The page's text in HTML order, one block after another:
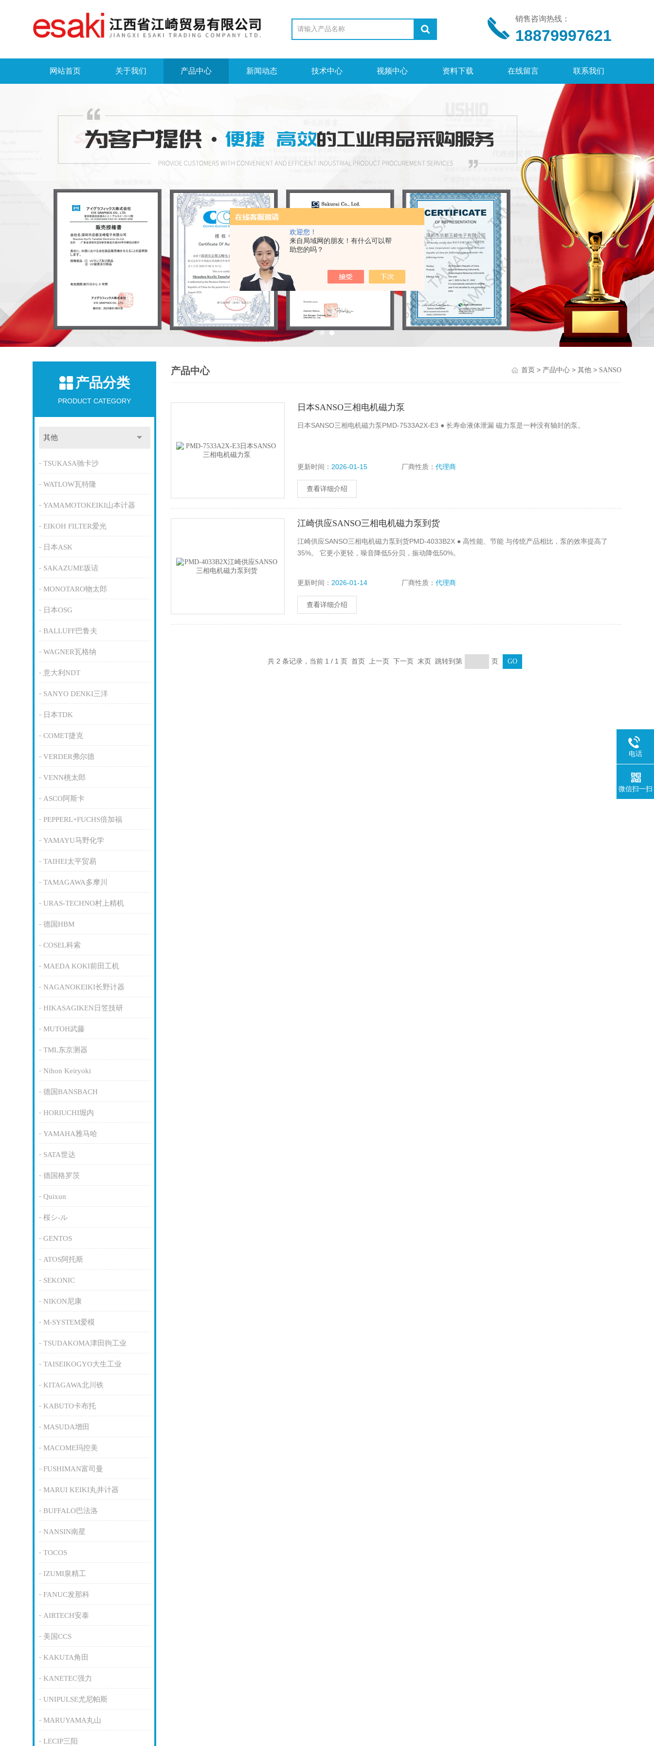
欢迎您！
来自局域网的朋友！有什么可以帮
助您的吗？
销售咨询热线：
18879997621
网站首页 关于我们 产品中心 新闻动态 技术中心 视频中心 资料下载 在线留言 联系我们
产品分类
PRODUCT CATEGORY
其他
TSUKASA驰卡沙
WATLOW瓦特隆
YAMAMOTOKEIKI山本计器
EIKOH FILTER爱光
日本ASK
SAKAZUME坂诘
MONOTARO物太郎
日本OSG
BALLUFF巴鲁夫
WAGNER瓦格纳
意大利NDT
SANYO DENKI三洋
日本TDK
COMET捷克
VERDER弗尔德
VENN桃太郎
ASCO阿斯卡
PEPPERL+FUCHS倍加福
YAMAYU马野化学
TAIHEI太平贸易
TAMAGAWA多摩川
URAS-TECHNO村上精机
德国HBM
COSEL科索
MAEDA KOKI前田工机
NAGANOKEIKI长野计器
HIKASAGIKEN日笠技研
MUTOH武藤
TML东京测器
Nihon Keiryoki
德国BANSBACH
HORIUCHI堀内
YAMAHA雅马哈
SATA世达
德国格罗茨
Quixun
桜シ-ル
GENTOS
ATOS阿托斯
SEKONIC
NIKON尼康
M-SYSTEM爱模
TSUDAKOMA津田驹工业
TAISEIKOGYO大生工业
KITAGAWA北川铁
KABUTO卡布托
MASUDA增田
MACOME玛控美
FUSHIMAN富司曼
MARUI KEIKI丸井计器
BUFFALO巴法洛
NANSIN南星
TOCOS
IZUMI泉精工
FANUC发那科
AIRTECH安泰
美国CCS
KAKUTA角田
KANETEC强力
UNIPULSE尤尼帕斯
MARUYAMA丸山
LECIP三阳
产品中心 首页> 产品中心> 其他> SANSO
日本SANSO三相电机磁力泵
日本SANSO三相电机磁力泵PMD-7533A2X-E3 ● 长寿命液体泄漏 磁力泵是一种没有轴封的泵。
更新时间： 2026-01-15 厂商性质：代理商
查看详细介绍
江崎供应SANSO三相电机磁力泵到货
江崎供应SANSO三相电机磁力泵到货PMD-4033B2X ● 高性能、节能 与传统产品相比，泵的效率提高了
35%。 它更小更轻，噪音降低5分贝，振动降低50%。
更新时间： 2026-01-14 厂商性质：代理商
查看详细介绍
共 2 条记录，当前 1 / 1 页 首页 上一页 下一页 末页 跳转到第 页
电话
微信扫一扫